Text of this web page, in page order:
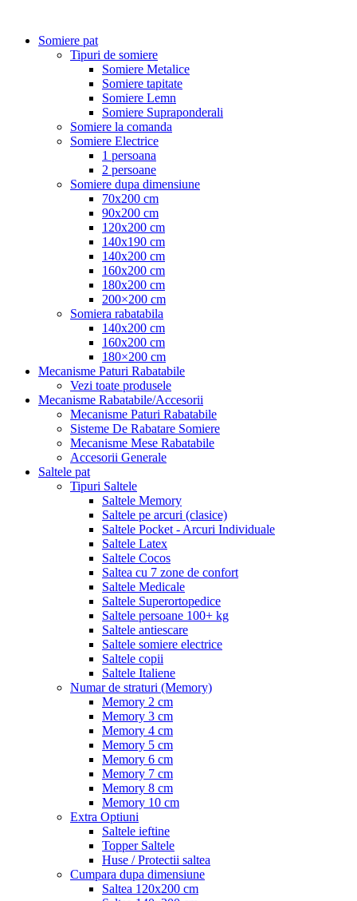
Somiere pat
Tipuri de somiere
Somiere Metalice
Somiere tapitate
Somiere Lemn
Somiere Supraponderali
Somiere la comanda
Somiere Electrice
1 persoana
2 persoane
Somiere dupa dimensiune
70x200 cm
90x200 cm
120x200 cm
140x190 cm
140x200 cm
160x200 cm
180x200 cm
200×200 cm
Somiera rabatabila
140x200 cm
160x200 cm
180×200 cm
Mecanisme Paturi Rabatabile
Vezi toate produsele
Mecanisme Rabatabile/Accesorii
Mecanisme Paturi Rabatabile
Sisteme De Rabatare Somiere
Mecanisme Mese Rabatabile
Accesorii Generale
Saltele pat
Tipuri Saltele
Saltele Memory
Saltele pe arcuri (clasice)
Saltele Pocket - Arcuri Individuale
Saltele Latex
Saltele Cocos
Saltea cu 7 zone de confort
Saltele Medicale
Saltele Superortopedice
Saltele persoane 100+ kg
Saltele antiescare
Saltele somiere electrice
Saltele copii
Saltele Italiene
Numar de straturi (Memory)
Memory 2 cm
Memory 3 cm
Memory 4 cm
Memory 5 cm
Memory 6 cm
Memory 7 cm
Memory 8 cm
Memory 10 cm
Extra Optiuni
Saltele ieftine
Topper Saltele
Huse / Protectii saltea
Cumpara dupa dimensiune
Saltea 120x200 cm